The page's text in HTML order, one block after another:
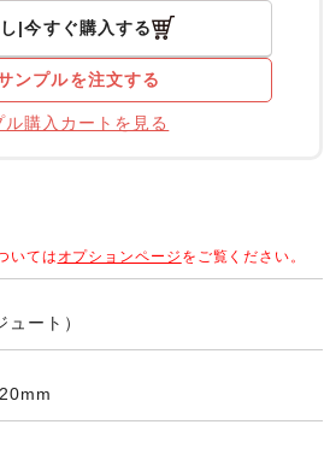
今すぐ購入する
ンプルを注文する
ル購入カートを見る
いては オプションページ をご覧ください。
ート）